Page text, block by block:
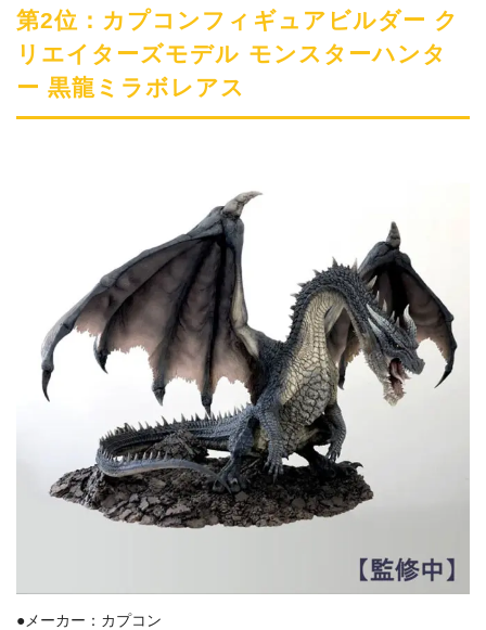
第2位：カプコンフィギュアビルダー ク
リエイターズモデル モンスターハンタ
ー 黒龍ミラボレアス
●メーカー：カプコン